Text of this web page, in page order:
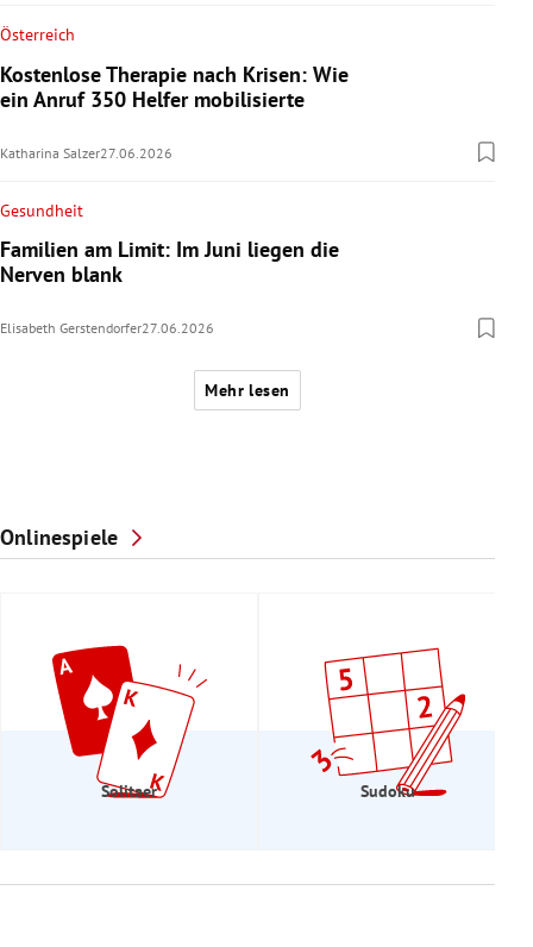
Österreich
Kostenlose Therapie nach Krisen: Wie
ein Anruf 350 Helfer mobilisierte
Katharina Salzer27.06.2026
Gesundheit
Familien am Limit: Im Juni liegen die
Nerven blank
Elisabeth Gerstendorfer27.06.2026
Mehr lesen
Onlinespiele
Solitaer Sudoku